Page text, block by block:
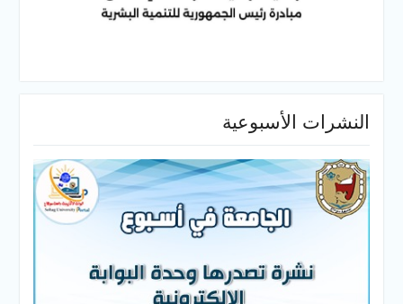
النشرات الأسبوعية